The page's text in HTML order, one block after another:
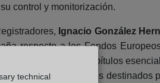
control y monitorización.
Ignacio González
respecto a los Fondos
cada uno de los capítulos
de los fondos destinados
technical